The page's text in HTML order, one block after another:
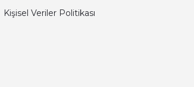
Kişisel Veriler Politikası